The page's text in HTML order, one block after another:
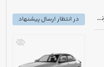
مزایده دولتی خودرو دنا پلاس توربو AT مدل 1403 رنگ سفید روغنی
در انتظار ارسال پیشنهاد